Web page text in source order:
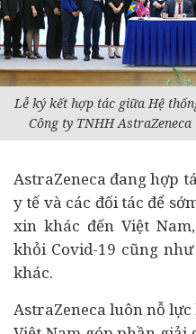
Lễ ký kết hợp tác giữa Hệ
Công ty TNHH
AstraZeneca đang hợp
y tế và các đối tác để
xin khác đến Việt
khỏi Covid-19 cũng
khác.
AstraZeneca luôn nỗ